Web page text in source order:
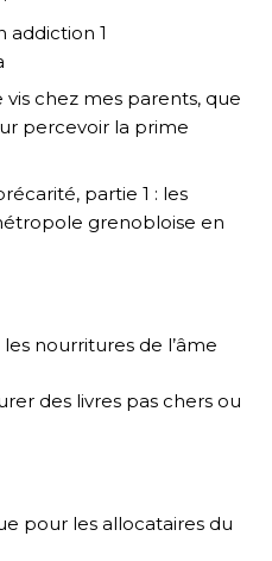
addiction 1
vis chez mes parents, que
percevoir la prime
partie 1 : les
grenobloise en
nourritures de l’âme
des livres pas chers ou
pour les allocataires du